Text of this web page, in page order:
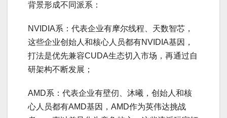
背景形成不同派系：
NVIDIA系：代表企业有摩尔线程、天数智芯，
这些企业创始人和核心人员都有NVIDIA基因，
打法是优先兼容CUDA生态切入市场，再通过自
研架构不断发展；
AMD系：代表企业有壁仞、沐曦，创始人和核
心人员都有AMD基因，AMD作为英伟达挑战